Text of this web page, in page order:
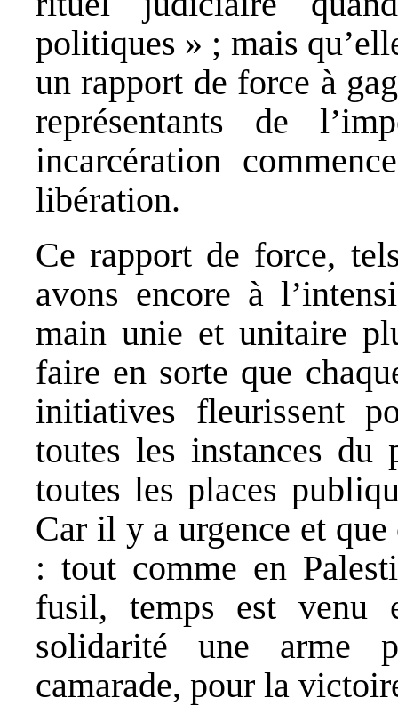
politiques » ; mais
un rapport de force à
représentants de
incarcération
libération.
Ce rapport de force,
avons encore à
main unie et unitaire
faire en sorte que
initiatives fleurissent
toutes les instances du
toutes les places
Car il y a urgence et
: tout comme en
fusil, temps est venu
solidarité une arme
camarade, pour la